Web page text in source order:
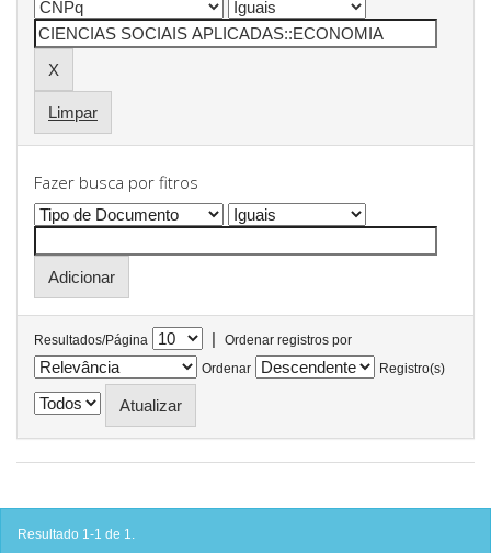
Limpar
Fazer busca por fitros
Resultados/Página |
Ordenar registros por
Ordenar
Registro(s)
Resultado 1-1 de 1.